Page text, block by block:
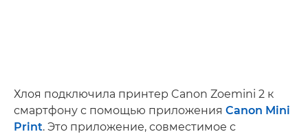
Хлоя подключила принтер Canon Zoemini 2 к
смартфону с помощью приложения Canon Mini
Print. Это приложение, совместимое с